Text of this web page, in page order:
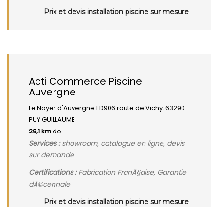
Prix et devis installation piscine sur mesure
Acti Commerce Piscine
Auvergne
Le Noyer d'Auvergne 1 D906 route de Vichy, 63290
PUY GUILLAUME
29,1 kmde
Services :showroom, catalogue en ligne, devis
sur demande
Certifications :Fabrication FranÃ§aise, Garantie
dÃ©cennale
Prix et devis installation piscine sur mesure